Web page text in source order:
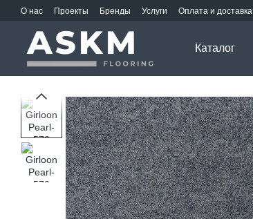
Перейти к основному контенту
О нас Проекты Бренды Услуги Оплата и доставка
Каталог